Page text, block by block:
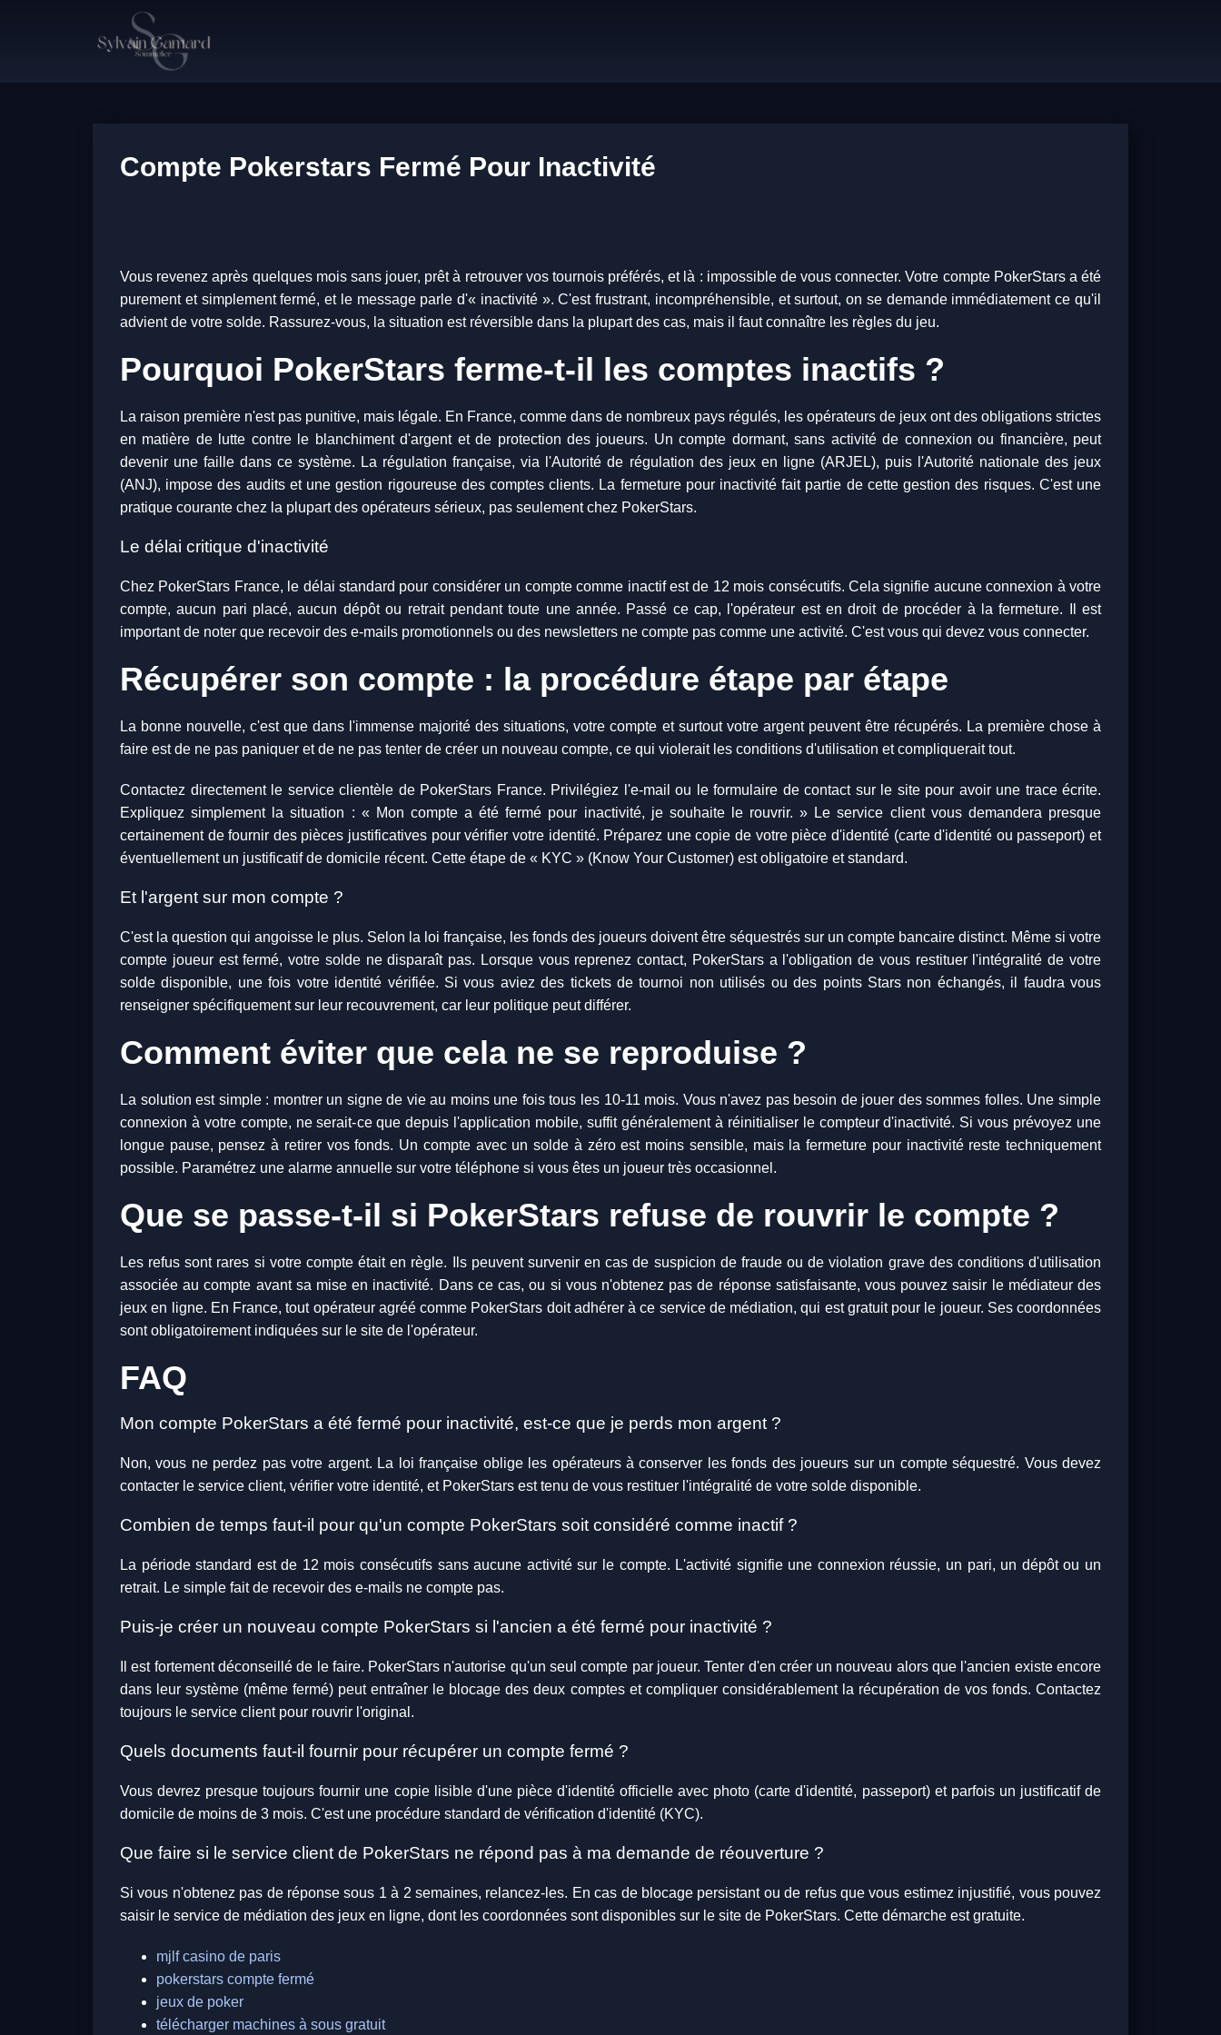
Compte Pokerstars Fermé Pour Inactivité
Vous revenez après quelques mois sans jouer, prêt à retrouver vos tournois préférés, et là : impossible de vous connecter. Votre compte PokerStars a été
purement et simplement fermé, et le message parle d'« inactivité ». C'est frustrant, incompréhensible, et surtout, on se demande immédiatement ce qu'il
advient de votre solde. Rassurez-vous, la situation est réversible dans la plupart des cas, mais il faut connaître les règles du jeu.
Pourquoi PokerStars ferme-t-il les comptes inactifs ?
La raison première n'est pas punitive, mais légale. En France, comme dans de nombreux pays régulés, les opérateurs de jeux ont des obligations strictes
en matière de lutte contre le blanchiment d'argent et de protection des joueurs. Un compte dormant, sans activité de connexion ou financière, peut
devenir une faille dans ce système. La régulation française, via l'Autorité de régulation des jeux en ligne (ARJEL), puis l'Autorité nationale des jeux
(ANJ), impose des audits et une gestion rigoureuse des comptes clients. La fermeture pour inactivité fait partie de cette gestion des risques. C'est une
pratique courante chez la plupart des opérateurs sérieux, pas seulement chez PokerStars.
Le délai critique d'inactivité
Chez PokerStars France, le délai standard pour considérer un compte comme inactif est de 12 mois consécutifs. Cela signifie aucune connexion à votre
compte, aucun pari placé, aucun dépôt ou retrait pendant toute une année. Passé ce cap, l'opérateur est en droit de procéder à la fermeture. Il est
important de noter que recevoir des e-mails promotionnels ou des newsletters ne compte pas comme une activité. C'est vous qui devez vous connecter.
Récupérer son compte : la procédure étape par étape
La bonne nouvelle, c'est que dans l'immense majorité des situations, votre compte et surtout votre argent peuvent être récupérés. La première chose à
faire est de ne pas paniquer et de ne pas tenter de créer un nouveau compte, ce qui violerait les conditions d'utilisation et compliquerait tout.
Contactez directement le service clientèle de PokerStars France. Privilégiez l'e-mail ou le formulaire de contact sur le site pour avoir une trace écrite.
Expliquez simplement la situation : « Mon compte a été fermé pour inactivité, je souhaite le rouvrir. » Le service client vous demandera presque
certainement de fournir des pièces justificatives pour vérifier votre identité. Préparez une copie de votre pièce d'identité (carte d'identité ou passeport) et
éventuellement un justificatif de domicile récent. Cette étape de « KYC » (Know Your Customer) est obligatoire et standard.
Et l'argent sur mon compte ?
C'est la question qui angoisse le plus. Selon la loi française, les fonds des joueurs doivent être séquestrés sur un compte bancaire distinct. Même si votre
compte joueur est fermé, votre solde ne disparaît pas. Lorsque vous reprenez contact, PokerStars a l'obligation de vous restituer l'intégralité de votre
solde disponible, une fois votre identité vérifiée. Si vous aviez des tickets de tournoi non utilisés ou des points Stars non échangés, il faudra vous
renseigner spécifiquement sur leur recouvrement, car leur politique peut différer.
Comment éviter que cela ne se reproduise ?
La solution est simple : montrer un signe de vie au moins une fois tous les 10-11 mois. Vous n'avez pas besoin de jouer des sommes folles. Une simple
connexion à votre compte, ne serait-ce que depuis l'application mobile, suffit généralement à réinitialiser le compteur d'inactivité. Si vous prévoyez une
longue pause, pensez à retirer vos fonds. Un compte avec un solde à zéro est moins sensible, mais la fermeture pour inactivité reste techniquement
possible. Paramétrez une alarme annuelle sur votre téléphone si vous êtes un joueur très occasionnel.
Que se passe-t-il si PokerStars refuse de rouvrir le compte ?
Les refus sont rares si votre compte était en règle. Ils peuvent survenir en cas de suspicion de fraude ou de violation grave des conditions d'utilisation
associée au compte avant sa mise en inactivité. Dans ce cas, ou si vous n'obtenez pas de réponse satisfaisante, vous pouvez saisir le médiateur des
jeux en ligne. En France, tout opérateur agréé comme PokerStars doit adhérer à ce service de médiation, qui est gratuit pour le joueur. Ses coordonnées
sont obligatoirement indiquées sur le site de l'opérateur.
FAQ
Mon compte PokerStars a été fermé pour inactivité, est-ce que je perds mon argent ?
Non, vous ne perdez pas votre argent. La loi française oblige les opérateurs à conserver les fonds des joueurs sur un compte séquestré. Vous devez
contacter le service client, vérifier votre identité, et PokerStars est tenu de vous restituer l'intégralité de votre solde disponible.
Combien de temps faut-il pour qu'un compte PokerStars soit considéré comme inactif ?
La période standard est de 12 mois consécutifs sans aucune activité sur le compte. L'activité signifie une connexion réussie, un pari, un dépôt ou un
retrait. Le simple fait de recevoir des e-mails ne compte pas.
Puis-je créer un nouveau compte PokerStars si l'ancien a été fermé pour inactivité ?
Il est fortement déconseillé de le faire. PokerStars n'autorise qu'un seul compte par joueur. Tenter d'en créer un nouveau alors que l'ancien existe encore
dans leur système (même fermé) peut entraîner le blocage des deux comptes et compliquer considérablement la récupération de vos fonds. Contactez
toujours le service client pour rouvrir l'original.
Quels documents faut-il fournir pour récupérer un compte fermé ?
Vous devrez presque toujours fournir une copie lisible d'une pièce d'identité officielle avec photo (carte d'identité, passeport) et parfois un justificatif de
domicile de moins de 3 mois. C'est une procédure standard de vérification d'identité (KYC).
Que faire si le service client de PokerStars ne répond pas à ma demande de réouverture ?
Si vous n'obtenez pas de réponse sous 1 à 2 semaines, relancez-les. En cas de blocage persistant ou de refus que vous estimez injustifié, vous pouvez
saisir le service de médiation des jeux en ligne, dont les coordonnées sont disponibles sur le site de PokerStars. Cette démarche est gratuite.
mjlf casino de paris
pokerstars compte fermé
jeux de poker
télécharger machines à sous gratuit